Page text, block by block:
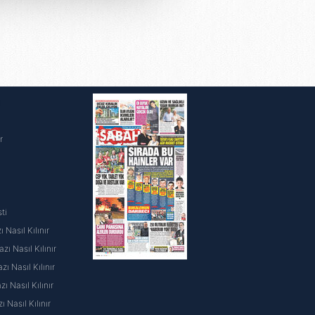
ve sitemizde ilgili
Nasıl Kılınır
Nasıl Kılınır
Nasıl Kılınır
Nasıl Kılınır
Nasıl Kılınır